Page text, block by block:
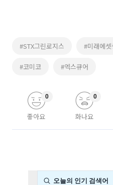
#STX그린로지스 #미래에셋
#코미코 #엑스큐어
좋아요
0
화나요
0